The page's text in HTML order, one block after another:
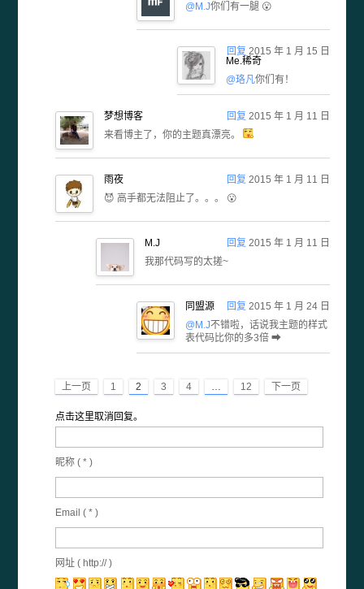
@M.J你们有一腿 😮
回复 2015 年 1 月 15 日
Me.稀奇
@珞凡你们有！
回复 2015 年 1 月 11 日
梦想博客
来看博主了，你的主题真漂亮。
回复 2015 年 1 月 11 日
雨夜
😈 高手都无法阻止了。。。 😮
回复 2015 年 1 月 11 日
M.J
我那代码写的太搓~
回复 2015 年 1 月 24 日
同盟源
@M.J不错啦，话说我主题的样式
表代码比你的多3倍 ➡
上一页 1 2 3 4 … 12 下一页
点击这里取消回复。
昵称 (* )
Email (* )
网址 ( http:// )